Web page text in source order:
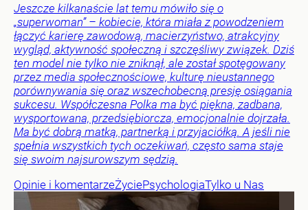
Jeszcze kilkanaście lat temu mówiło się o
„superwoman” – kobiecie, która miała z powodzeniem
łączyć karierę zawodową, macierzyństwo, atrakcyjny
wygląd, aktywność społeczną i szczęśliwy związek. Dziś
ten model nie tylko nie zniknął, ale został spotęgowany
przez media społecznościowe, kulturę nieustannego
porównywania się oraz wszechobecną presję osiągania
sukcesu. Współczesna Polka ma być piękna, zadbana,
wysportowana, przedsiębiorcza, emocjonalnie dojrzała.
Ma być dobrą matką, partnerką i przyjaciółką. A jeśli nie
spełnia wszystkich tych oczekiwań, często sama staje
się swoim najsurowszym sędzią.
Opinie i komentarzeŻyciePsychologiaTylko u Nas